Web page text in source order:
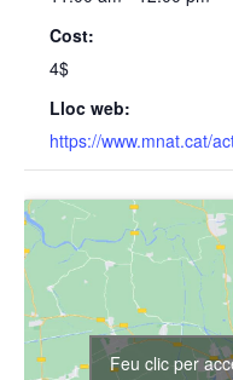
Cost:
4$
Lloc web:
https://www.mnat.cat/
Feu clic per